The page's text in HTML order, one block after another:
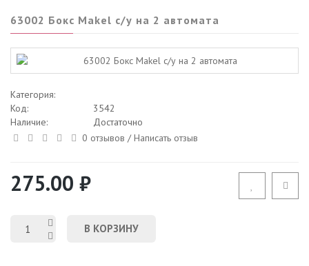
63002 Бокс Makel с/у на 2 автомата
Категория:
Код:
3542
Наличие:
Достаточно
0 отзывов /Написать отзыв
275.00 ₽
В КОРЗИНУ